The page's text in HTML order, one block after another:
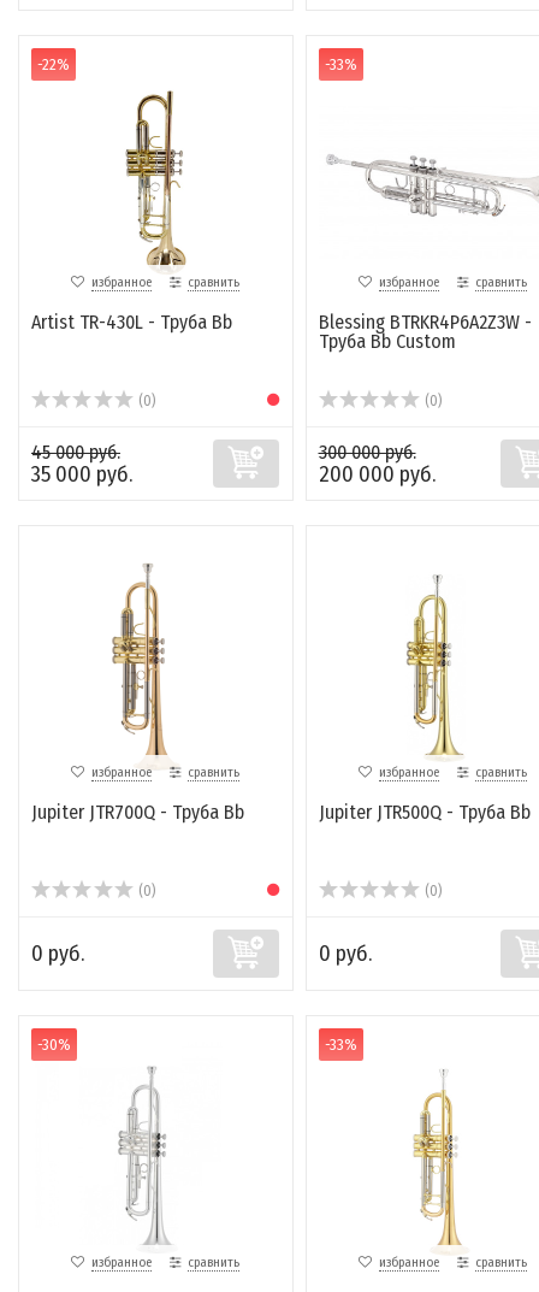
-22%
избранное сравнить
Artist TR-430L - Труба Bb
(0)
45 000 руб.
35 000 руб.
-33%
избранное сравнить
Blessing BTRKR4P6A2Z3W -
Труба Bb Custom
(0)
300 000 руб.
200 000 руб.
избранное сравнить
Jupiter JTR700Q - Труба Bb
(0)
0 руб.
избранное сравнить
Jupiter JTR500Q - Труба Bb
(0)
0 руб.
-30%
избранное сравнить
-33%
избранное сравнить